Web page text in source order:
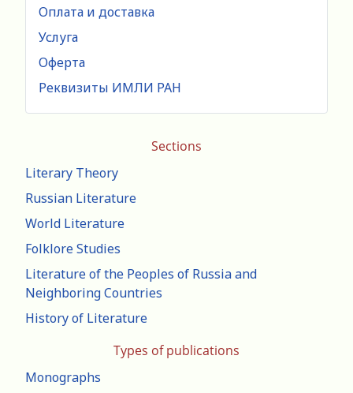
Sections
Literary Theory
Russian Literature
World Literature
Folklore Studies
Literature of the Peoples of Russia and
Neighboring Countries
History of Literature
Types of publications
Monographs
Оплата и доставка
Услуга
Оферта
Реквизиты ИМЛИ РАН